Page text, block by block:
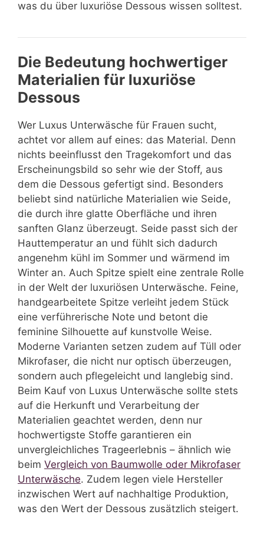
was du über luxuriöse Dessous wissen solltest.
Die Bedeutung hochwertiger
Materialien für luxuriöse
Dessous
Wer Luxus Unterwäsche für Frauen sucht,
achtet vor allem auf eines: das Material. Denn
nichts beeinflusst den Tragekomfort und das
Erscheinungsbild so sehr wie der Stoff, aus
dem die Dessous gefertigt sind. Besonders
beliebt sind natürliche Materialien wie Seide,
die durch ihre glatte Oberfläche und ihren
sanften Glanz überzeugt. Seide passt sich der
Hauttemperatur an und fühlt sich dadurch
angenehm kühl im Sommer und wärmend im
Winter an. Auch Spitze spielt eine zentrale Rolle
in der Welt der luxuriösen Unterwäsche. Feine,
handgearbeitete Spitze verleiht jedem Stück
eine verführerische Note und betont die
feminine Silhouette auf kunstvolle Weise.
Moderne Varianten setzen zudem auf Tüll oder
Mikrofaser, die nicht nur optisch überzeugen,
sondern auch pflegeleicht und langlebig sind.
Beim Kauf von Luxus Unterwäsche sollte stets
auf die Herkunft und Verarbeitung der
Materialien geachtet werden, denn nur
hochwertigste Stoffe garantieren ein
unvergleichliches Trageerlebnis – ähnlich wie
beim Vergleich von Baumwolle oder Mikrofaser
Unterwäsche. Zudem legen viele Hersteller
inzwischen Wert auf nachhaltige Produktion,
was den Wert der Dessous zusätzlich steigert.